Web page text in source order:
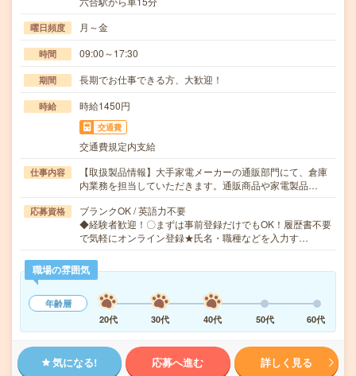
曜日頻度 月～金
時間 09:00～17:30
期間 長期でお仕事できる方、大歓迎！
時給 時給1450円
交通費
交通費規定内支給
仕事内容
【取扱製品情報】大手家電メーカーの通販部門にて、倉庫
内業務を担当していただきます。通販商品や家電製品…
応募資格
ブランクOK / 英語力不要
◆経験者歓迎！〇まずは事前登録だけでもOK！履歴書不要
で気軽にオンライン登録★氏名・職種などを入力す…
職場の雰囲気
年齢層
20代
30代 40代 50代 60代
気になる! 応募へ進む 詳しく見る